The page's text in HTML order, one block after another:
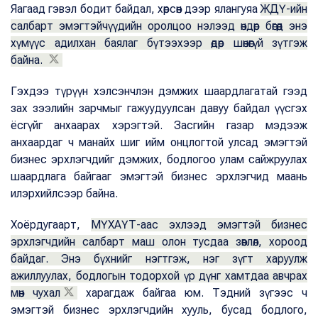
Яагаад гэвэл бодит байдал, хөрсөн дээр ялангуяаЖДҮ-ийн
салбарт эмэгтэйчүүдийн оролцоо нэлээд өндөр бөгөөд энэ
хүмүүс адилхан баялаг бүтээхээр өдөр шөнөгүй зүтгэж
байна.
Гэхдээ түрүүн хэлсэнчлэн дэмжих шаардлагатай гээд
зах зээлийн зарчмыг гажуудуулсан давуу байдал үүсгэх
ёсгүйг анхаарах хэрэгтэй. Засгийн газар мэдээж
анхаардаг ч манайх шиг ийм онцлогтой улсад эмэгтэй
бизнес эрхлэгчдийг дэмжих, бодлогоо улам сайжруулах
шаардлага байгааг эмэгтэй бизнес эрхлэгчид маань
илэрхийлсээр байна.
Хоёрдугаарт,
МҮХАҮТ-аас эхлээд эмэгтэй бизнес
эрхлэгчдийн салбарт маш олон тусдаа зөвлөл, хороод
байдаг. Энэ бүхнийг нэгтгэж, нэг зүгт харуулж
ажиллуулах, бодлогын тодорхой үр дүнг хамтдаа авчрах
мөн чухал
харагдаж байгаа юм. Тэдний зүгээс ч
эмэгтэй бизнес эрхлэгчдийн хууль, бусад бодлого,